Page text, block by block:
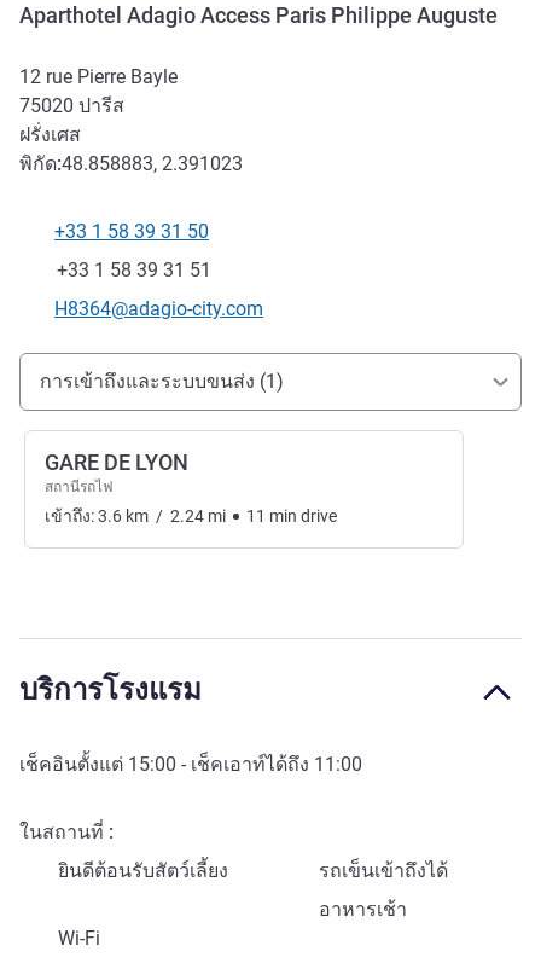
Aparthotel Adagio Access Paris Philippe Auguste
12 rue Pierre Bayle
75020 ปารีส
ฝรั่งเศส
พิกัด:48.858883, 2.391023
โทรศัพท์
+33 1 58 39 31 50
แฟกซ์
+33 1 58 39 31 51
อีเมลติดต่อ
H8364@adagio-city.com
การเข้าถึงและการเดินทาง
การเข้าถึงและระบบขนส่ง (1)
GARE DE LYON
สถานีรถไฟ
เข้าถึง:3.6 km / 2.24 mi 11 min drive
บริการโรงแรม
เช็คอินตั้งแต่ 15:00 - เช็คเอาท์ได้ถึง 11:00
ในสถานที่
ยินดีต้อนรับสัตว์เลี้ยง
รถเข็นเข้าถึงได้
Wi-Fi
อาหารเช้า